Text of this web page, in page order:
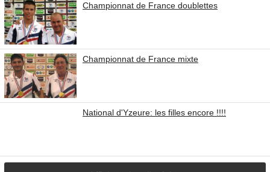
Championnat de France doublettes
Championnat de France mixte
National d'Yzeure: les filles encore !!!!